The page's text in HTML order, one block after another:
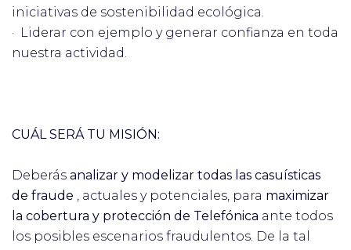
iniciativas de sostenibilidad ecológica.
· Liderar con ejemplo y generar confianza en toda
nuestra actividad.
CUÁL SERÁ TU MISIÓN:
Deberás analizar y modelizar todas las casuísticas
de fraude , actuales y potenciales, para maximizar
la cobertura y protección de Telefónica ante todos
los posibles escenarios fraudulentos. De la tal